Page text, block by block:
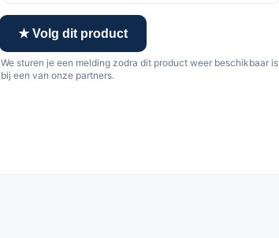
★ Volg dit product
We sturen je een melding zodra dit product weer beschikbaar is
bij een van onze partners.